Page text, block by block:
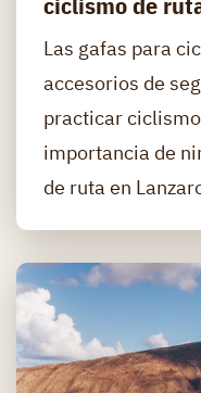
Las gafas para
accesorios de
practicar
importancia de
de ruta en